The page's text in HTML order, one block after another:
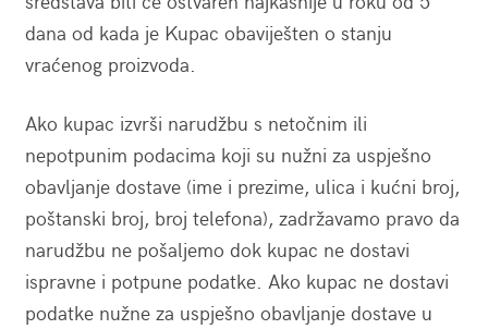
dana od kada je Kupac obaviješten o stanju
vraćenog proizvoda.
Ako kupac izvrši narudžbu s netočnim ili
nepotpunim podacima koji su nužni za uspješno
obavljanje dostave (ime i prezime, ulica i kućni broj,
poštanski broj, broj telefona), zadržavamo pravo da
narudžbu ne pošaljemo dok kupac ne dostavi
ispravne i potpune podatke. Ako kupac ne dostavi
podatke nužne za uspješno obavljanje dostave u